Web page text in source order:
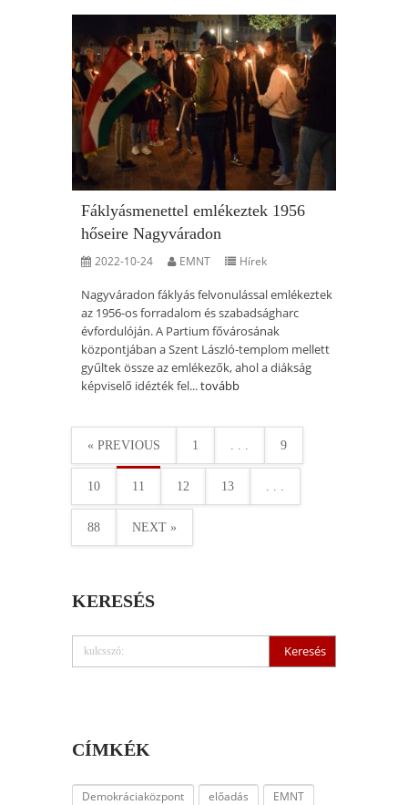
Fáklyásmenettel emlékeztek 1956
hőseire Nagyváradon
2022-10-24 EMNT Hírek
Nagyváradon fáklyás felvonulással emlékeztek
az 1956-os forradalom és szabadságharc
évfordulóján. A Partium fővárosának
központjában a Szent László-templom mellett
gyűltek össze az emlékezők, ahol a diákság
képviselő idézték fel...tovább
« PREVIOUS 1 . . . 9
10 11 12 13 . . .
88 NEXT »
KERESÉS
CÍMKÉK
Demokráciaközpont előadás
EMNT